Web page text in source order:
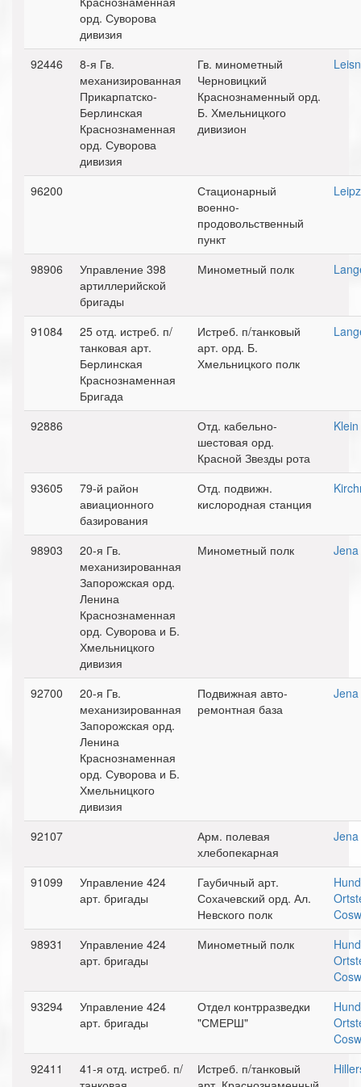
орд. Суворова
дивизия
92446
8-я Гв.
механизированная
Прикарпатско-
Берлинская
Краснознаменная
орд. Суворова
дивизия
Гв. минометный
Черновицкий
Краснознаменный орд.
Б. Хмельницкого
дивизион
96200
Стационарный
военно-
продовольственный
пункт
98906
Управление 398
артиллерийской
бригады
Минометный полк
91084
25 отд. истреб. п/
танковая арт.
Берлинская
Краснознаменная
Бригада
Истреб. п/танковый
арт. орд. Б.
Хмельницкого полк
92886
Отд. кабельно-
шестовая орд.
Красной Звезды рота
93605
79-й район
авиационного
базирования
Отд. подвижн.
кислородная станция
98903
20-я Гв.
механизированная
Запорожская орд.
Ленина
Краснознаменная
орд. Суворова и Б.
Хмельницкого
дивизия
Минометный полк Jena
92700
20-я Гв.
механизированная
Запорожская орд.
Ленина
Краснознаменная
орд. Суворова и Б.
Хмельницкого
дивизия
Подвижная авто-
ремонтная база
Jena
92107
Арм. полевая
хлебопекарная
Jena
91099
Управление 424
арт. бригады
Гаубичный арт.
Сохачевский орд. Ал.
Невского полк
98931
Управление 424
арт. бригады
Минометный полк
93294
Управление 424
арт. бригады
Отдел контрразведки
"СМЕРШ"
92411
41-я отд. истреб. п/
Истреб. п/танковый